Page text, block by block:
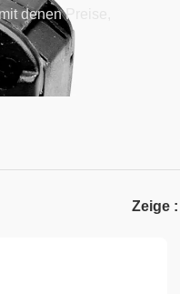
denen Preise,
Zeige